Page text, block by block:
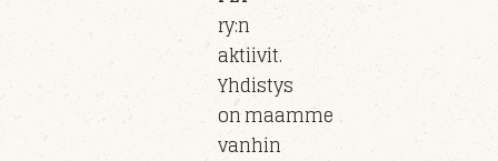
ry:n
aktiivit.
Yhdistys
on maamme
vanhin